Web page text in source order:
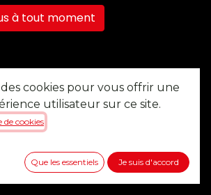
à tout moment
45
message
cookies pour vous offrir une
utilisateur sur ce site.
cookies
Que les essentiels Je suis d'accord